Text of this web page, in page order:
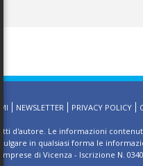
NEWSLETTER PRIVACY POLICY
d'autore. Le informazioni
in qualsiasi forma le
di Vicenza - Iscrizione N.